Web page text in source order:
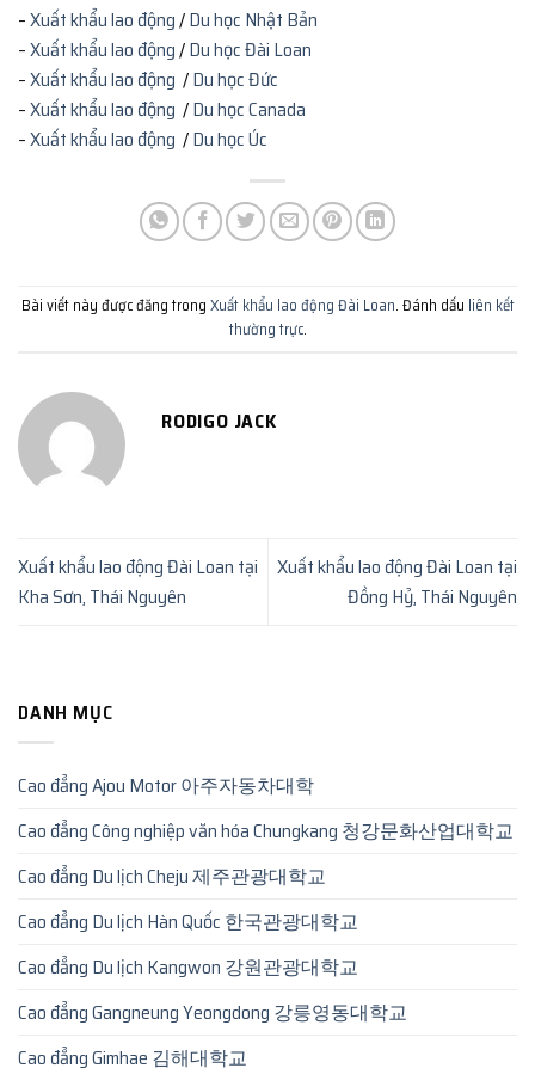
–Xuất khẩu lao động/Du học Nhật Bản
–Xuất khẩu lao động/Du học Đài Loan
–Xuất khẩu lao động /Du học Đức
–Xuất khẩu lao động /Du học Canada
–Xuất khẩu lao động /Du học Úc
Bài viết này được đăng trongXuất khẩu lao động Đài Loan. Đánh dấu liên kết
thường trực.
RODIGO JACK
Xuất khẩu lao động Đài Loan tại
Kha Sơn, Thái Nguyên
Xuất khẩu lao động Đài Loan tại
Đồng Hỷ, Thái Nguyên
DANH MỤC
Cao đẳng Ajou Motor 아주자동차대학
Cao đẳng Công nghiệp văn hóa Chungkang 청강문화산업대학교
Cao đẳng Du lịch Cheju 제주관광대학교
Cao đẳng Du lịch Hàn Quốc 한국관광대학교
Cao đẳng Du lịch Kangwon 강원관광대학교
Cao đẳng Gangneung Yeongdong 강릉영동대학교
Cao đẳng Gimhae 김해대학교